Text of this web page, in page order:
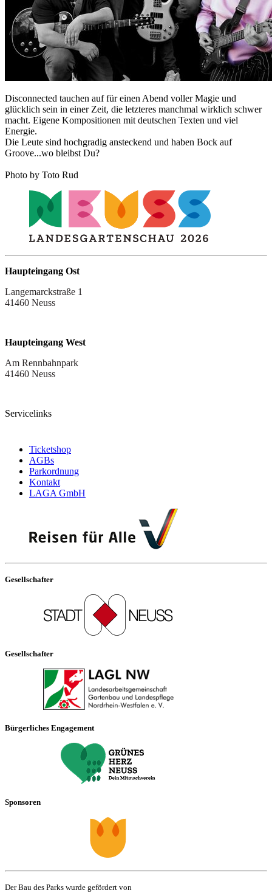
Disconnected tauchen auf für einen Abend voller Magie und
glücklich sein in einer Zeit, die letzteres manchmal wirklich schwer
macht. Eigene Kompositionen mit deutschen Texten und viel
Energie.
Die Leute sind hochgradig ansteckend und haben Bock auf
Groove...wo bleibst Du?
Photo by Toto Rud
Haupteingang Ost
Langemarckstraße 1
41460 Neuss
Haupteingang West
Am Rennbahnpark
41460 Neuss
Servicelinks
Ticketshop
AGBs
Parkordnung
Kontakt
LAGA GmbH
Gesellschafter
Gesellschafter
Bürgerliches Engagement
Sponsoren
Der Bau des Parks wurde gefördert von